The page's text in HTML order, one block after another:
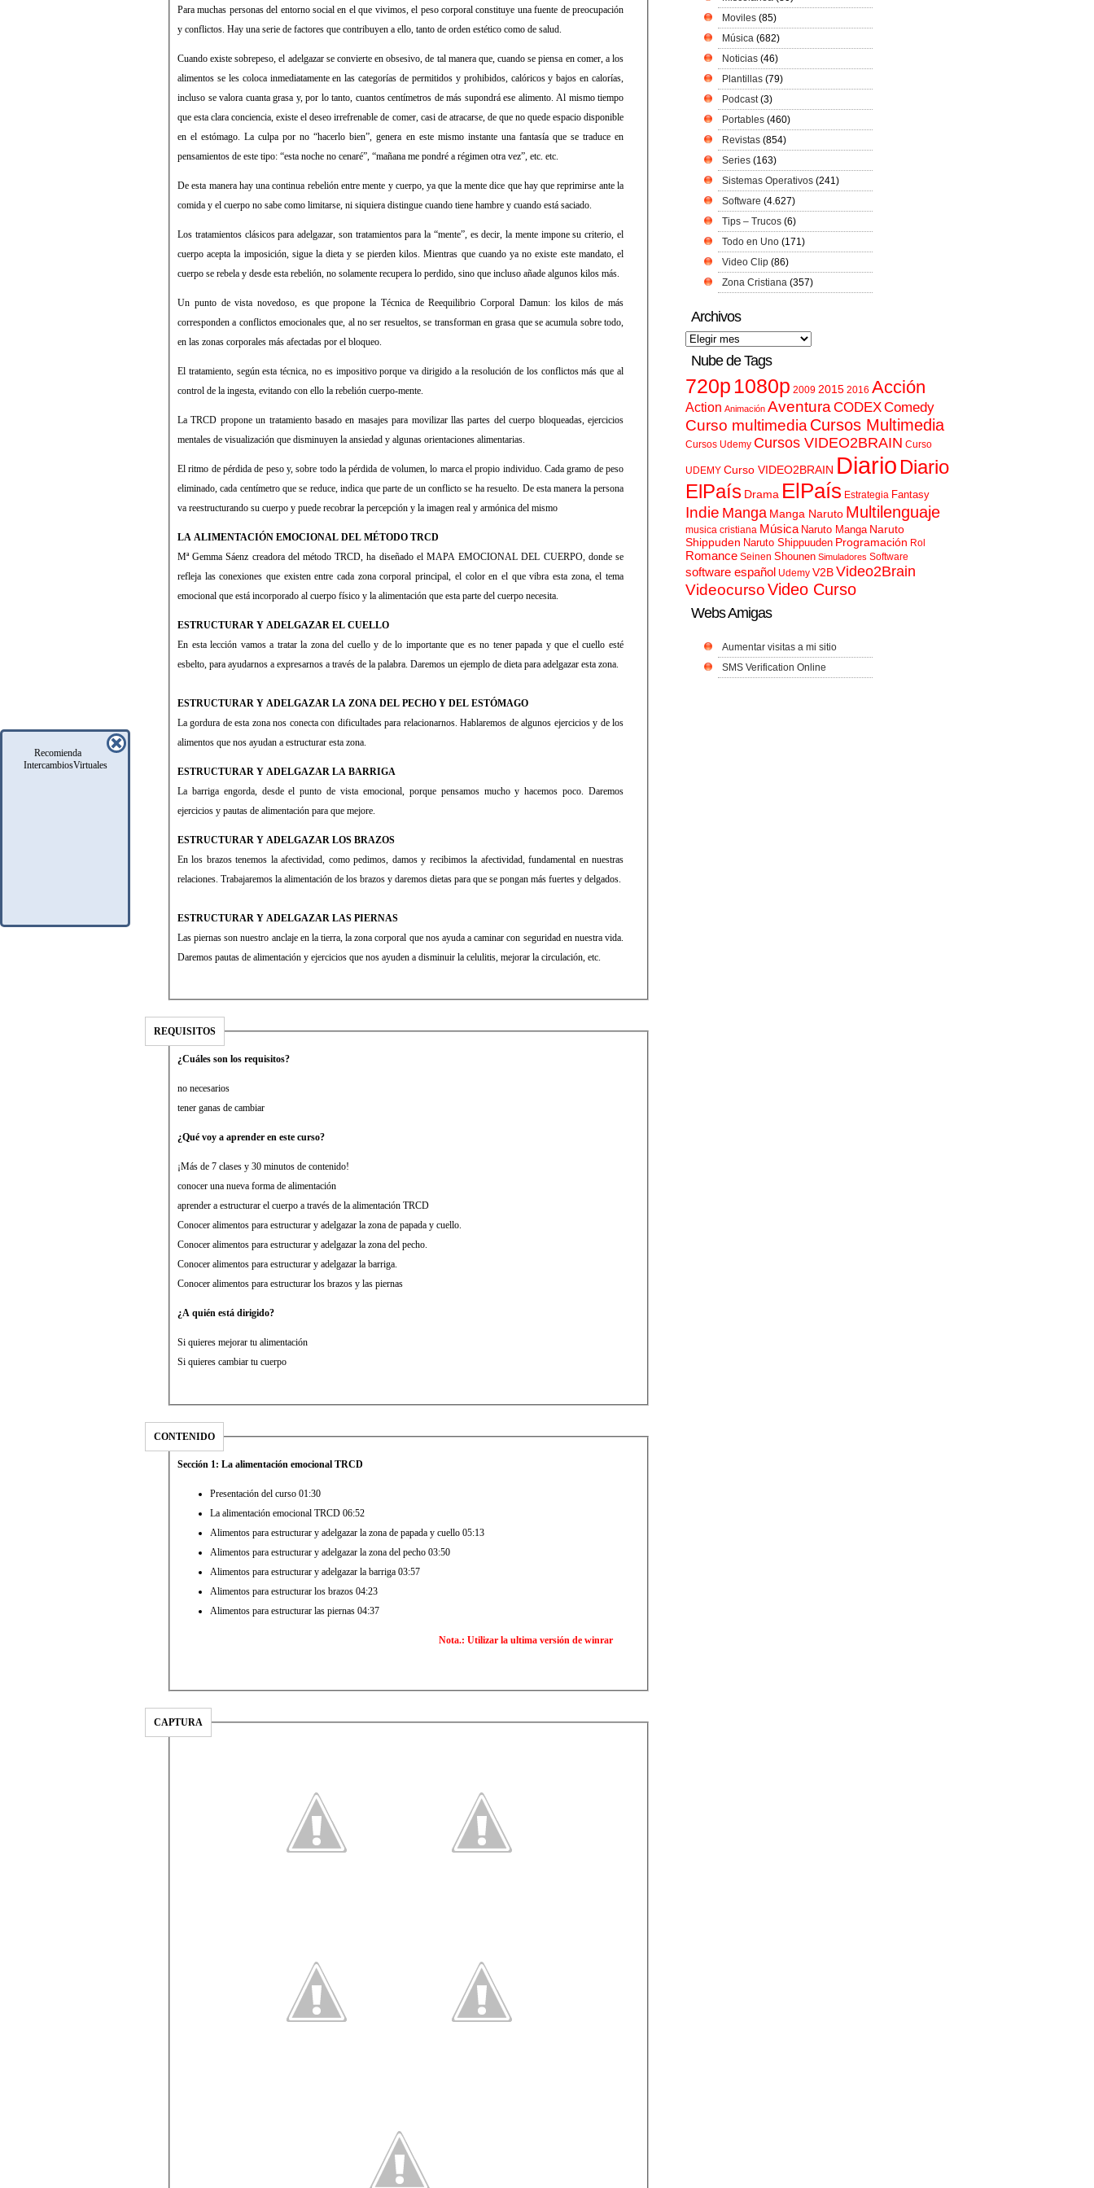
Recomienda
IntercambiosVirtuales
Para muchas personas del entorno social en el que vivimos, el peso corporal constituye una fuente de preocupación
y conflictos. Hay una serie de factores que contribuyen a ello, tanto de orden estético como de salud.
Cuando existe sobrepeso, el adelgazar se convierte en obsesivo, de tal manera que, cuando se piensa en comer, a los
alimentos se les coloca inmediatamente en las categorías de permitidos y prohibidos, calóricos y bajos en calorías,
incluso se valora cuanta grasa y, por lo tanto, cuantos centímetros de más supondrá ese alimento. Al mismo tiempo
que esta clara conciencia, existe el deseo irrefrenable de comer, casi de atracarse, de que no quede espacio disponible
en el estómago. La culpa por no “hacerlo bien”, genera en este mismo instante una fantasía que se traduce en
pensamientos de este tipo: “esta noche no cenaré”, “mañana me pondré a régimen otra vez”, etc. etc.
De esta manera hay una continua rebelión entre mente y cuerpo, ya que la mente dice que hay que reprimirse ante la
comida y el cuerpo no sabe como limitarse, ni siquiera distingue cuando tiene hambre y cuando está saciado.
Los tratamientos clásicos para adelgazar, son tratamientos para la “mente”, es decir, la mente impone su criterio, el
cuerpo acepta la imposición, sigue la dieta y se pierden kilos. Mientras que cuando ya no existe este mandato, el
cuerpo se rebela y desde esta rebelión, no solamente recupera lo perdido, sino que incluso añade algunos kilos más.
Un punto de vista novedoso, es que propone la Técnica de Reequilibrio Corporal Damun: los kilos de más
corresponden a conflictos emocionales que, al no ser resueltos, se transforman en grasa que se acumula sobre todo,
en las zonas corporales más afectadas por el bloqueo.
El tratamiento, según esta técnica, no es impositivo porque va dirigido a la resolución de los conflictos más que al
control de la ingesta, evitando con ello la rebelión cuerpo-mente.
La TRCD propone un tratamiento basado en masajes para movilizar llas partes del cuerpo bloqueadas, ejercicios
mentales de visualización que disminuyen la ansiedad y algunas orientaciones alimentarias.
El ritmo de pérdida de peso y, sobre todo la pérdida de volumen, lo marca el propio individuo. Cada gramo de peso
eliminado, cada centímetro que se reduce, indica que parte de un conflicto se ha resuelto. De esta manera la persona
va reestructurando su cuerpo y puede recobrar la percepción y la imagen real y armónica del mismo
LA ALIMENTACIÓN EMOCIONAL DEL MÉTODO TRCD
Mª Gemma Sáenz creadora del método TRCD, ha diseñado el MAPA EMOCIONAL DEL CUERPO, donde se
refleja las conexiones que existen entre cada zona corporal principal, el color en el que vibra esta zona, el tema
emocional que está incorporado al cuerpo físico y la alimentación que esta parte del cuerpo necesita.
ESTRUCTURAR Y ADELGAZAR EL CUELLO
En esta lección vamos a tratar la zona del cuello y de lo importante que es no tener papada y que el cuello esté
esbelto, para ayudarnos a expresarnos a través de la palabra. Daremos un ejemplo de dieta para adelgazar esta zona.
ESTRUCTURAR Y ADELGAZAR LA ZONA DEL PECHO Y DEL ESTÓMAGO
La gordura de esta zona nos conecta con dificultades para relacionarnos. Hablaremos de algunos ejercicios y de los
alimentos que nos ayudan a estructurar esta zona.
ESTRUCTURAR Y ADELGAZAR LA BARRIGA
La barriga engorda, desde el punto de vista emocional, porque pensamos mucho y hacemos poco. Daremos
ejercicios y pautas de alimentación para que mejore.
ESTRUCTURAR Y ADELGAZAR LOS BRAZOS
En los brazos tenemos la afectividad, como pedimos, damos y recibimos la afectividad, fundamental en nuestras
relaciones. Trabajaremos la alimentación de los brazos y daremos dietas para que se pongan más fuertes y delgados.
ESTRUCTURAR Y ADELGAZAR LAS PIERNAS
Las piernas son nuestro anclaje en la tierra, la zona corporal que nos ayuda a caminar con seguridad en nuestra vida.
Daremos pautas de alimentación y ejercicios que nos ayuden a disminuir la celulitis, mejorar la circulación, etc.
REQUISITOS
¿Cuáles son los requisitos?
no necesarios
tener ganas de cambiar
¿Qué voy a aprender en este curso?
¡Más de 7 clases y 30 minutos de contenido!
conocer una nueva forma de alimentación
aprender a estructurar el cuerpo a través de la alimentación TRCD
Conocer alimentos para estructurar y adelgazar la zona de papada y cuello.
Conocer alimentos para estructurar y adelgazar la zona del pecho.
Conocer alimentos para estructurar y adelgazar la barriga.
Conocer alimentos para estructurar los brazos y las piernas
¿A quién está dirigido?
Si quieres mejorar tu alimentación
Si quieres cambiar tu cuerpo
CONTENIDO
Sección 1: La alimentación emocional TRCD
Presentación del curso 01:30
La alimentación emocional TRCD 06:52
Alimentos para estructurar y adelgazar la zona de papada y cuello 05:13
Alimentos para estructurar y adelgazar la zona del pecho 03:50
Alimentos para estructurar y adelgazar la barriga 03:57
Alimentos para estructurar los brazos 04:23
Alimentos para estructurar las piernas 04:37
Nota.: Utilizar la ultima versión de winrar
CAPTURA
Moviles (85)
Música (682)
Noticias (46)
Plantillas (79)
Podcast(3)
Portables (460)
Revistas (854)
Series (163)
Sistemas Operativos (241)
Software (4.627)
Tips – Trucos (6)
Todo en Uno (171)
Video Clip (86)
Zona Cristiana (357)
Archivos
Nube de Tags
720p 1080p 2009 2015 2016 Acción
Action Animación AventuraCODEXComedy
Curso multimediaCursos Multimedia
Cursos Udemy Cursos VIDEO2BRAIN Curso
UDEMY Curso VIDEO2BRAIN Diario Diario
ElPaís Drama ElPaís Estrategia Fantasy
Indie Manga Manga Naruto Multilenguaje
musica cristiana Música Naruto Manga Naruto
Shippuden Naruto Shippuuden Programación Rol
Romance Seinen Shounen Simuladores Software
software español Udemy V2BVideo2Brain
VideocursoVideo Curso
Webs Amigas
Aumentar visitas a mi sitio
SMS Verification Online